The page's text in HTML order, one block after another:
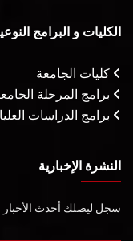
الكليات و البرامج
كليات الجامعة
برامج المرحلة
برامج الدراسات العليا
النشرة الإخبارية
سجل ليصلك أحدث الأخبار